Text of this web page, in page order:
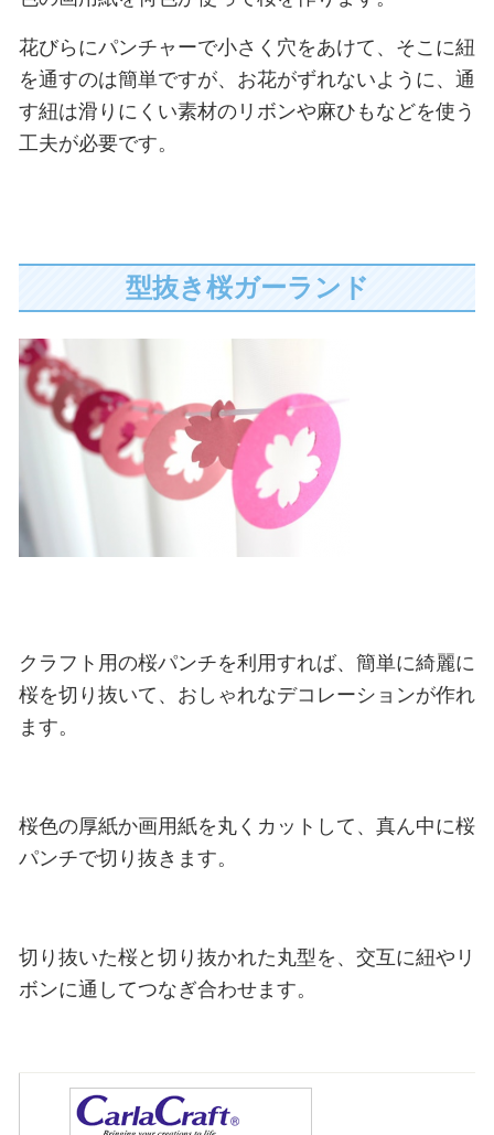
花びらにパンチャーで小さく穴をあけて、そこに紐
を通すのは簡単ですが、お花がずれないように、通
す紐は滑りにくい素材のリボンや麻ひもなどを使う
工夫が必要です。
型抜き桜ガーランド
クラフト用の桜パンチを利用すれば、簡単に綺麗に
桜を切り抜いて、おしゃれなデコレーションが作れ
ます。
桜色の厚紙か画用紙を丸くカットして、真ん中に桜
パンチで切り抜きます。
切り抜いた桜と切り抜かれた丸型を、交互に紐やリ
ボンに通してつなぎ合わせます。